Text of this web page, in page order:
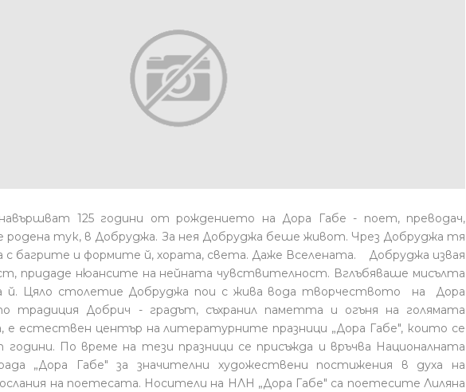
125 години от рождението на Дора Габе - поет, преводач,
тук, в Добруджа. За нея Добруджа беше живот. Чрез Добруджа тя
с багрите и формите й, хората, света. Даже Вселената. Добруджа извая
придаде нюансите на нейната чувствителност. Вглъбяваше мисълта
й. Цяло столетие Добруджа пои с жива вода творчеството на Дора
традиция Добрич - градът, съхранил паметта и огъня на голямата
е естествен център на литературните празници „Дора Габе", които се
По време на тези празници се присъжда и връчва Националната
„Дора Габе" за значителни художествени постижения в духа на
на поетесата. Носители на НЛН „Дора Габе" са поетесите Лиляна